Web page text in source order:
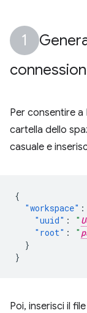
Per consentire a
cartella dello
casuale e
{
"workspace" :
"uuid" : "
"root" : "
}
}
Poi, inserisci il